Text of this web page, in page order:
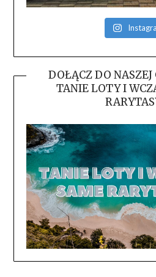
DOŁĄCZ DO NASZEJ
TANIE LOTY I